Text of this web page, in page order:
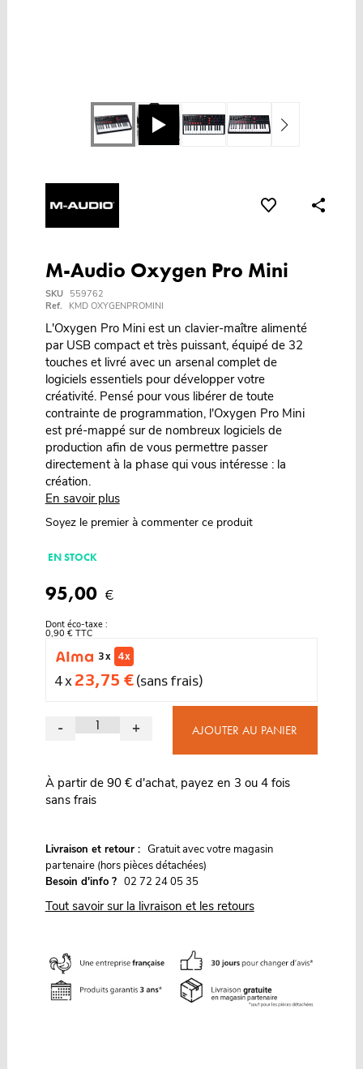
M-Audio Oxygen Pro Mini
SKU
559762
Ref.
KMD OXYGENPROMINI
L'Oxygen Pro Mini est un clavier-maître alimenté
par USB compact et très puissant, équipé de 32
touches et livré avec un arsenal complet de
logiciels essentiels pour développer votre
créativité. Pensé pour vous libérer de toute
contrainte de programmation, l'Oxygen Pro Mini
est pré-mappé sur de nombreux logiciels de
production afin de vous permettre passer
directement à la phase qui vous intéresse : la
création.
En savoir plus
Soyez le premier à commenter ce produit
EN STOCK
95,00 €
Dont éco-taxe :
0,90 € TTC
3 x
4 x
4 x 23,75 €(sans frais)
- + AJOUTER AU PANIER
À partir de 90 € d'achat, payez en 3 ou 4 fois
sans frais
Livraison et retour : Gratuit avec votre magasin
partenaire (hors pièces détachées)
Besoin d'info ? 02 72 24 05 35
Tout savoir sur la livraison et les retours